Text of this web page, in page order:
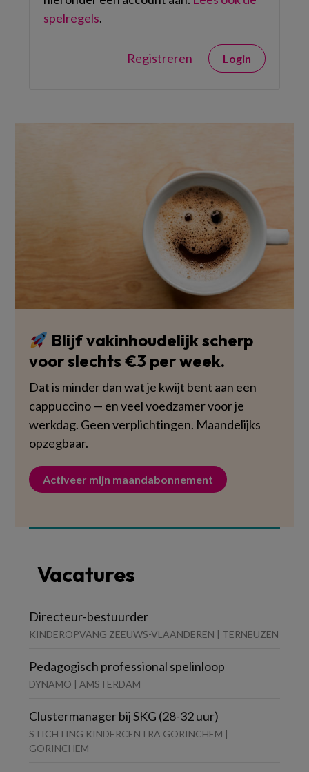
spelregels.
Registreren Login
Blijf vakinhoudelijk scherp
voor slechts €3 per week.
Dat is minder dan wat je kwijt bent aan een
cappuccino — en veel voedzamer voor je
werkdag. Geen verplichtingen. Maandelijks
opzegbaar.
Activeer mijn maandabonnement
Vacatures
Directeur-bestuurder
KINDEROPVANG ZEEUWS-VLAANDEREN | TERNEUZEN
Pedagogisch professional spelinloop
DYNAMO | AMSTERDAM
Clustermanager bij SKG (28-32 uur)
STICHTING KINDERCENTRA GORINCHEM |
GORINCHEM